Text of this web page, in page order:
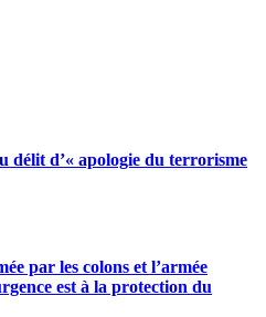
délit d’« apologie du terrorisme
par les colons et l’armée
est à la protection du